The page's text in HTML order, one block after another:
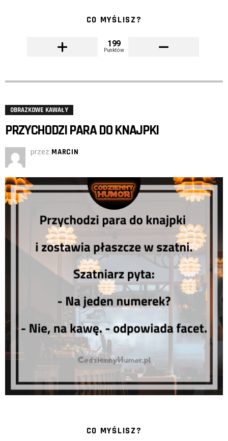
CO MYŚLISZ?
199
Punktów
OBRAZKOWE KAWAŁY
PRZYCHODZI PARA DO KNAJPKI
przez MARCIN
CO MYŚLISZ?